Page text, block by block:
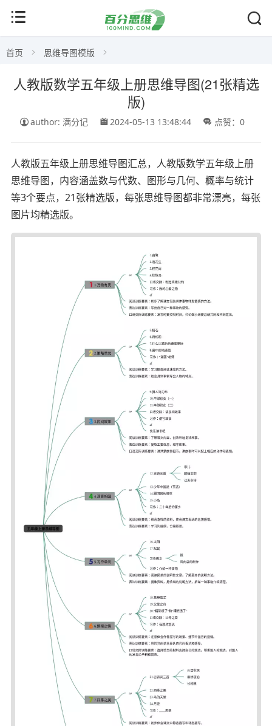
首页 思维导图模版
人教版数学五年级上册思维导图(21张精选
版)
author: 满分记 2024-05-13 13:48:44 点赞：0
人教版五年级上册思维导图汇总，人教版数学五年级上册
思维导图，内容涵盖数与代数、图形与几何、概率与统计
等3个要点，21张精选版，每张思维导图都非常漂亮，每张
图片均精选版。